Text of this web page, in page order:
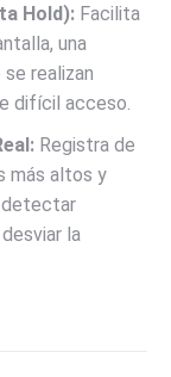
Hold): Facilita
una
realizan
difícil acceso.
Registra de
más altos y
detectar
la